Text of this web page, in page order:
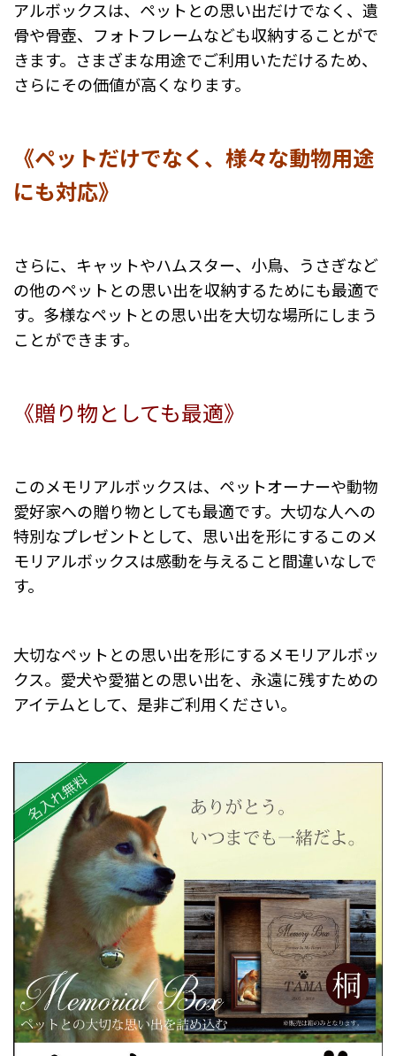
アルボックスは、ペットとの思い出だけでなく、遺
骨や骨壺、フォトフレームなども収納することがで
きます。さまざまな用途でご利用いただけるため、
さらにその価値が高くなります。
《ペットだけでなく、様々な動物用途
にも対応》
さらに、キャットやハムスター、小鳥、うさぎなど
の他のペットとの思い出を収納するためにも最適で
す。多様なペットとの思い出を大切な場所にしまう
ことができます。
《贈り物としても最適》
このメモリアルボックスは、ペットオーナーや動物
愛好家への贈り物としても最適です。大切な人への
特別なプレゼントとして、思い出を形にするこのメ
モリアルボックスは感動を与えること間違いなしで
す。
大切なペットとの思い出を形にするメモリアルボッ
クス。愛犬や愛猫との思い出を、永遠に残すための
アイテムとして、是非ご利用ください。